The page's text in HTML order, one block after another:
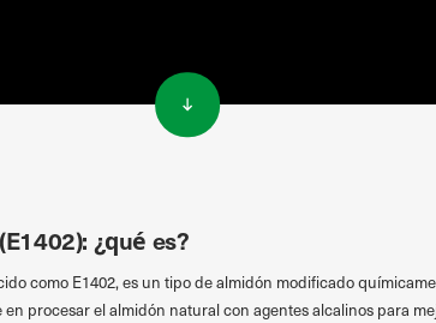
¿qué es?
como E1402, es un tipo de almidón modificado
procesar el almidón natural con agentes alcalinos para